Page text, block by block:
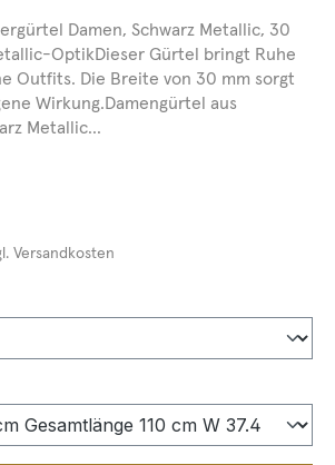
Damen, Schwarz Metallic, 30
OptikDieser Gürtel bringt Ruhe
Outfits. Die Breite von 30 mm sorgt
Wirkung.Damengürtel aus
Metallic...
Versandkosten